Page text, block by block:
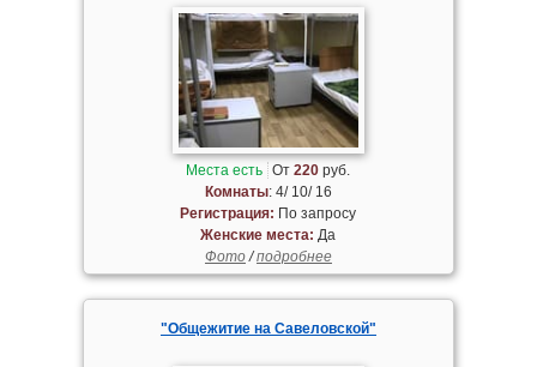
Места есть От220 руб.
Комнаты: 4/ 10/ 16
Регистрация: По запросу
Женские места: Да
Фото/подробнее
"Общежитие на Савеловской"